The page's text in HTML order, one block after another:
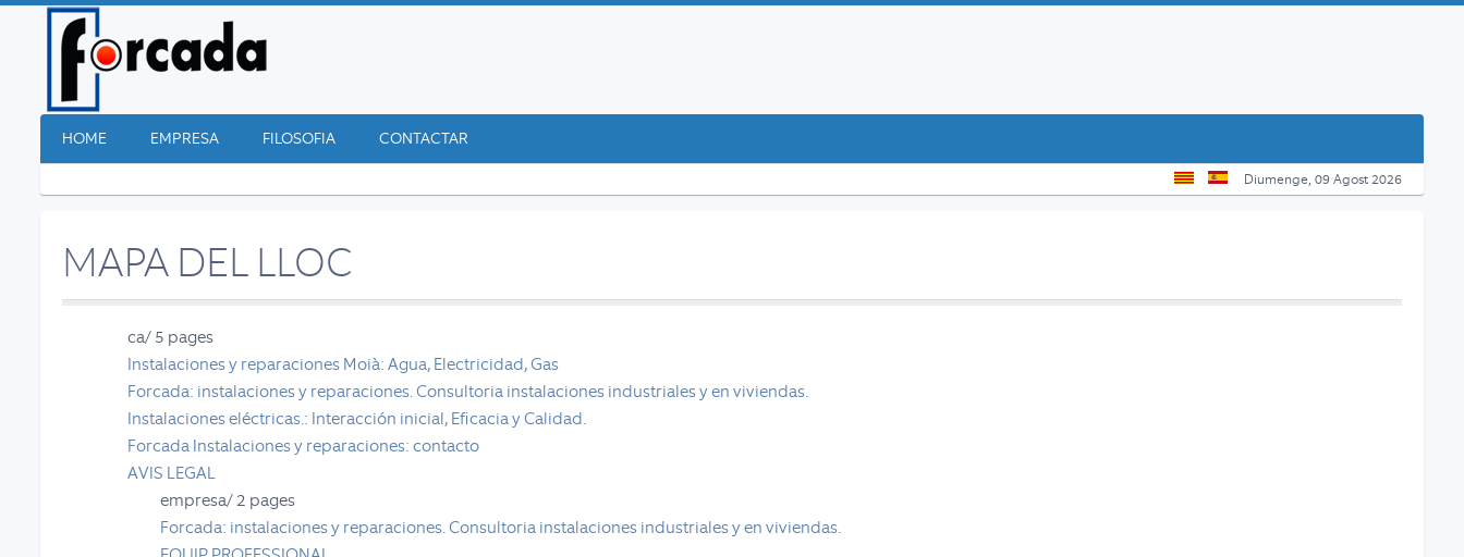
HOME EMPRESA FILOSOFIA CONTACTAR
Diumenge, 09 Agost 2026
MAPA DEL LLOC
ca/ 5 pages
Instalaciones y reparaciones Moià: Agua, Electricidad, Gas
Forcada: instalaciones y reparaciones. Consultoria instalaciones industriales y en viviendas.
Instalaciones eléctricas.: Interacción inicial, Eficacia y Calidad.
Forcada Instalaciones y reparaciones: contacto
AVIS LEGAL
empresa/2 pages
Forcada: instalaciones y reparaciones. Consultoria instalaciones industriales y en viviendas.